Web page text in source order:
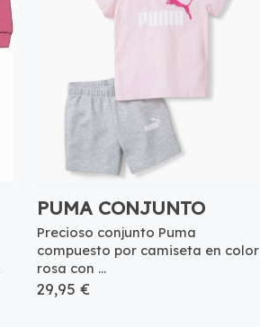
PUMA CONJUNTO
Precioso conjunto Puma
compuesto por camiseta en color
rosa con ...
29,95 €